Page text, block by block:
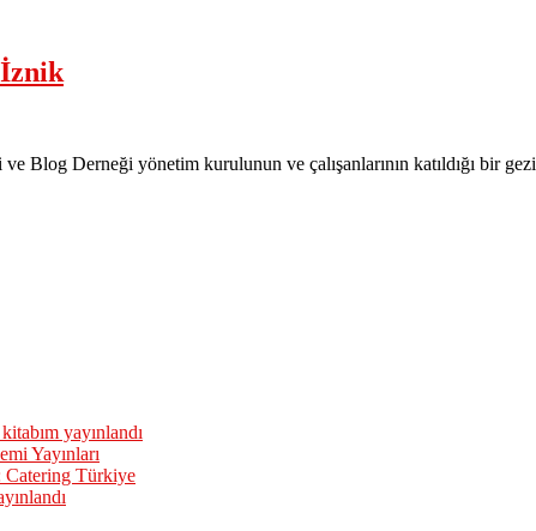
Blog Derneği yönetim kurulunun ve çalışanlarının katıldığı bir gezi
yayınlandı
Yayınları
Catering Türkiye